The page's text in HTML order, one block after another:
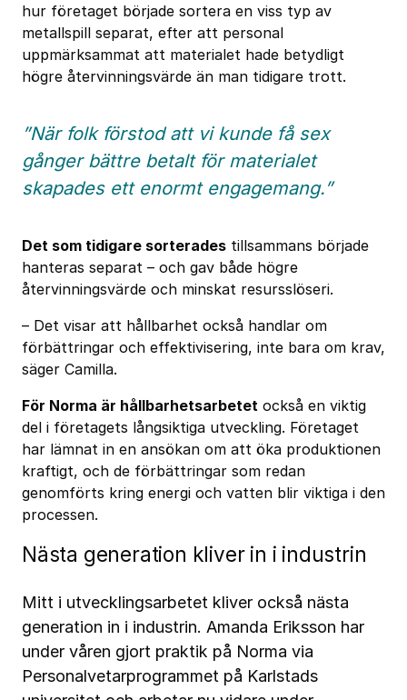
hur företaget började sortera en viss typ av
metallspill separat, efter att personal
uppmärksammat att materialet hade betydligt
högre återvinningsvärde än man tidigare trott.
”När folk förstod att vi kunde få sex
gånger bättre betalt för materialet
skapades ett enormt engagemang.”
Det som tidigare sorterades tillsammans började
hanteras separat – och gav både högre
återvinningsvärde och minskat resursslöseri.
– Det visar att hållbarhet också handlar om
förbättringar och effektivisering, inte bara om krav,
säger Camilla.
För Norma är hållbarhetsarbetet också en viktig
del i företagets långsiktiga utveckling. Företaget
har lämnat in en ansökan om att öka produktionen
kraftigt, och de förbättringar som redan
genomförts kring energi och vatten blir viktiga i den
processen.
Nästa generation kliver in i industrin
Mitt i utvecklingsarbetet kliver också nästa
generation in i industrin. Amanda Eriksson har
under våren gjort praktik på Norma via
Personalvetarprogrammet på Karlstads